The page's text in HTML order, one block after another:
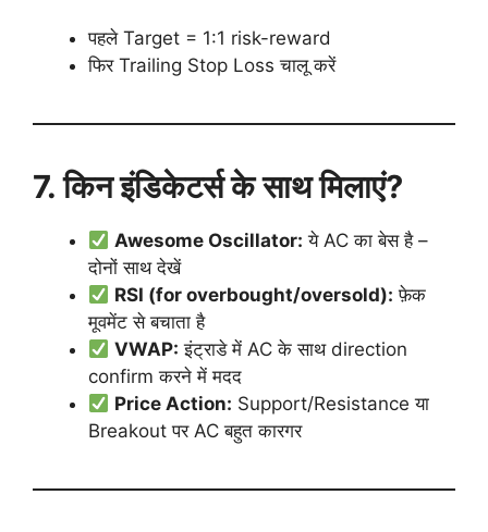
पहले Target = 1:1 risk-reward
फिर Trailing Stop Loss चालू करें
7. किन इंडिकेटर्स के साथ मिलाएं?
Awesome Oscillator: ये AC का बेस है –
दोनों साथ देखें
RSI (for overbought/oversold): फ़ेक
मूवमेंट से बचाता है
VWAP: इंट्राडे में AC के साथ direction
confirm करने में मदद
Price Action: Support/Resistance या
Breakout पर AC बहुत कारगर